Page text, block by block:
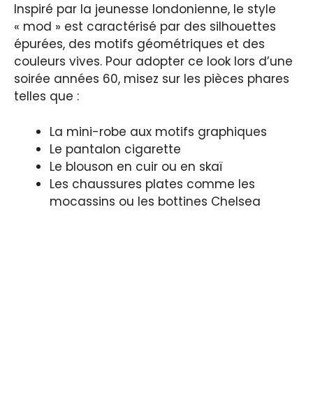
Inspiré par la jeunesse londonienne, le style
« mod » est caractérisé par des silhouettes
épurées, des motifs géométriques et des
couleurs vives. Pour adopter ce look lors d’une
soirée années 60, misez sur les pièces phares
telles que :
La mini-robe aux motifs graphiques
Le pantalon cigarette
Le blouson en cuir ou en skaï
Les chaussures plates comme les
mocassins ou les bottines Chelsea